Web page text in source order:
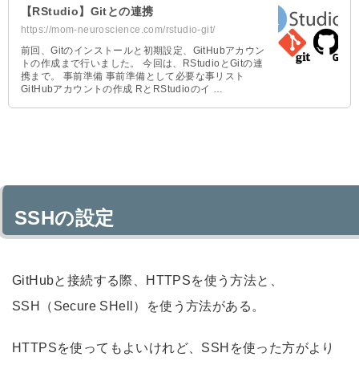
【RStudio】Gitとの連携
https://mom-neuroscience.com/rstudio-git/
前回、Gitのインストールと初期設定、GitHubアカウン
トの作成まで行いました。 今回は、RStudioとGitの連
携まで。 事前準備 事前準備として必要な事リスト
GitHubアカウントの作成 RとRStudioのイ …
SSHの設定
GitHubと接続する際、HTTPSを使う方法と、
SSH（Secure SHell）を使う方法がある。
HTTPSを使ってもよいけれど、SSHを使った方がより